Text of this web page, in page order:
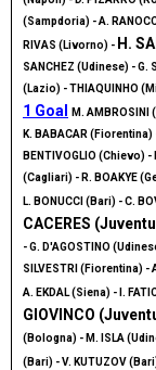
(Sampdoria) - A.
RIVAS (Livorno) - H.
SANCHEZ (Udinese) - G.
(Lazio) - THIAQUINHO
1 Goal
M. AMBROSINI
K. BABACAR (Fiorentina)
BENTIVOGLIO (Chievo) -
(Cagliari) - R. BOAKYE
L. BONUCCI (Bari) - C.
CACERES
- G. D'AGOSTINO
SILVESTRI (Fiorentina) -
A. EKDAL (Siena) - I.
GIOVINCO
(Bologna) - M. ISLA
(Bari) - V. KUTUZOV